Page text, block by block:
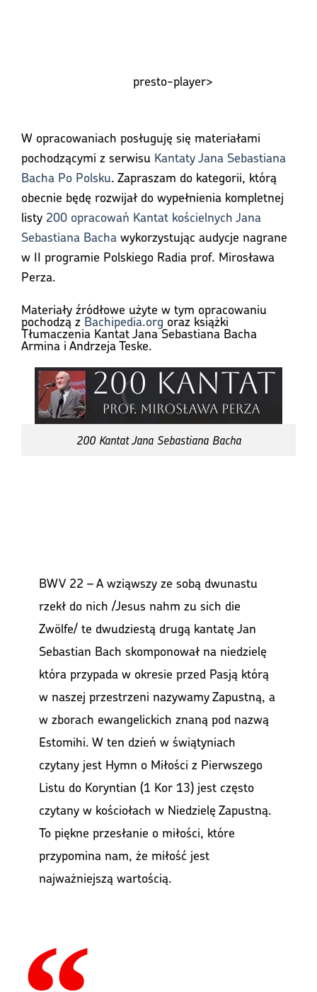
presto-player>
W opracowaniach posługuję się materiałami
pochodzącymi z serwisu Kantaty Jana Sebastiana
Bacha Po Polsku. Zapraszam do kategorii, którą
obecnie będę rozwijał do wypełnienia kompletnej
listy 200 opracowań Kantat kościelnych Jana
Sebastiana Bacha wykorzystując audycje nagrane
w II programie Polskiego Radia prof. Mirosława
Perza.
Materiały źródłowe użyte w tym opracowaniu
pochodzą z Bachipedia.org oraz książki
Tłumaczenia Kantat Jana Sebastiana Bacha
Armina i Andrzeja Teske.
200 Kantat Jana Sebastiana Bacha
BWV 22 – A wziąwszy ze sobą dwunastu
rzekł do nich /Jesus nahm zu sich die
Zwölfe/ te dwudziestą drugą kantatę Jan
Sebastian Bach skomponował na niedzielę
która przypada w okresie przed Pasją którą
w naszej przestrzeni nazywamy Zapustną, a
w zborach ewangelickich znaną pod nazwą
Estomihi. W ten dzień w świątyniach
czytany jest Hymn o Miłości z Pierwszego
Listu do Koryntian (1 Kor 13) jest często
czytany w kościołach w Niedzielę Zapustną.
To piękne przesłanie o miłości, które
przypomina nam, że miłość jest
najważniejszą wartością.